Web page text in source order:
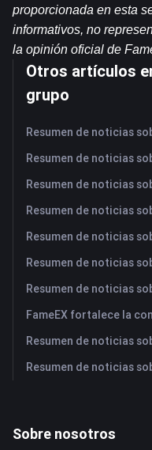
proporcionada en esta
informativos, no
la opinión oficial de
Otros artículos
grupo
Sobre nosotros